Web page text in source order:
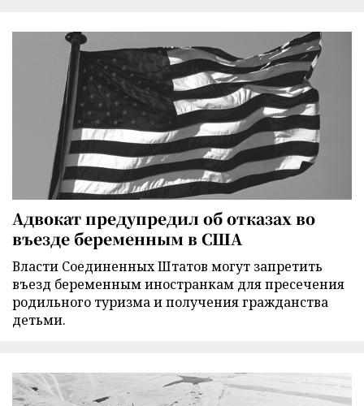
Адвокат предупредил об отказах во
въезде беременным в США
Власти Соединенных Штатов могут запретить
въезд беременным иностранкам для пресечения
родильного туризма и получения гражданства
детьми.